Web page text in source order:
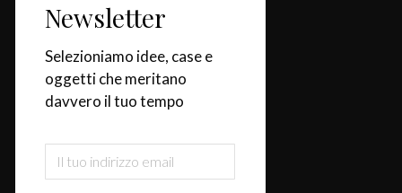
Casa
Design & Tendenze
Tavola
Iscriviti alla newsletter
Newsletter
Selezioniamo idee, case e
oggetti che meritano
davvero il tuo tempo